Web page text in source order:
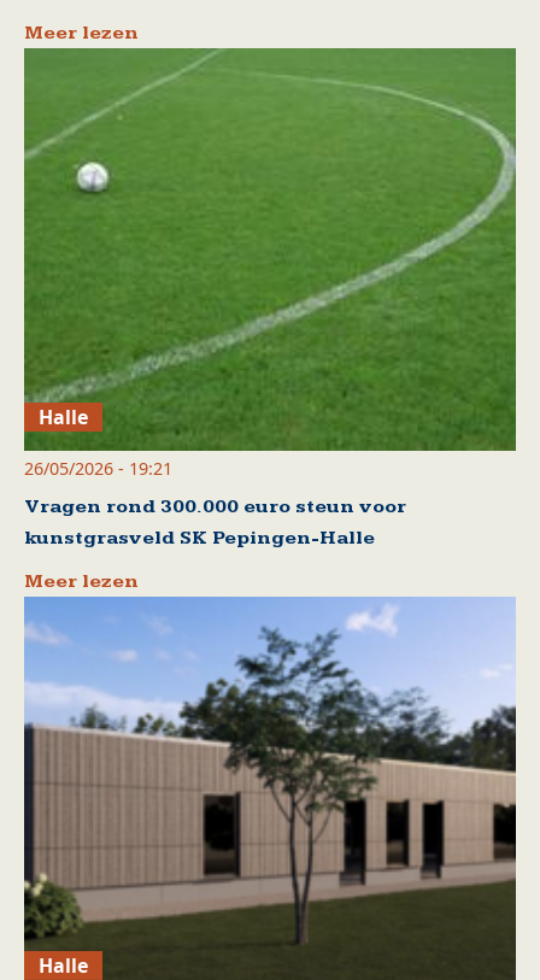
Meer lezen
Halle
26/05/2026 - 19:21
Vragen rond 300.000 euro steun voor
kunstgrasveld SK Pepingen-Halle
Meer lezen
Halle